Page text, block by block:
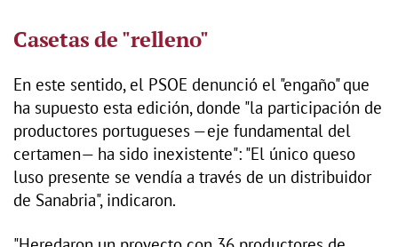
Casetas de "relleno"
En este sentido, el PSOE denunció el "engaño" que
ha supuesto esta edición, donde "la participación de
productores portugueses —eje fundamental del
certamen— ha sido inexistente": "El único queso
luso presente se vendía a través de un distribuidor
de Sanabria", indicaron.